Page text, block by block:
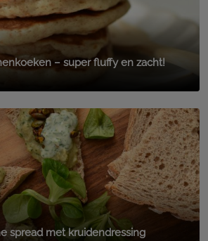
– super fluffy en zacht!
spread met kruidendressing